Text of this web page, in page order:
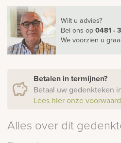
Wilt u advies?
Bel ons op0481 -
We voorzien u
Betalen in termijnen?
Betaal uw gedenkteken
Lees hier onze
Alles over dit